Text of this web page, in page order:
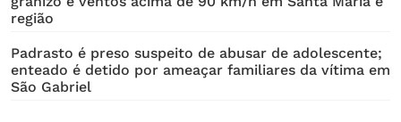
região
Padrasto é preso suspeito de abusar de adolescente;
enteado é detido por ameaçar familiares da vítima em
São Gabriel